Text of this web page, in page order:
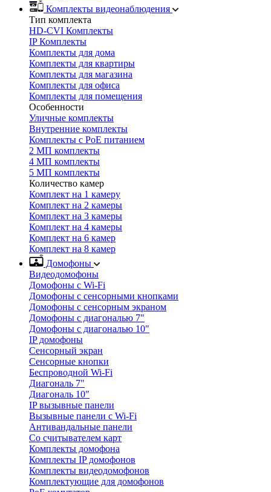
Комплекты видеонаблюдения
Тип комплекта
HD-CVI Комплекты
IP Комплекты
Комплекты для дома
Комплекты для квартиры
Комплекты для магазина
Комплекты для офиса
Комплекты для помещения
Особенности
Уличные комплекты
Внутренние комплекты
Комплекты с PoE питанием
2 МП комплекты
4 МП комплекты
5 МП комплекты
Количество камер
Комплект на 1 камеру
Комплект на 2 камеры
Комплект на 3 камеры
Комплект на 4 камеры
Комплект на 6 камер
Комплект на 8 камер
Домофоны
Видеодомофоны
Домофоны с Wi-Fi
Домофоны с сенсорными кнопками
Домофоны с сенсорным экраном
Домофоны с диагональю 7"
Домофоны с диагональю 10"
IP домофоны
Сенсорный экран
Сенсорные кнопки
Беспроводной Wi-Fi
Диагональ 7"
Диагональ 10"
IP вызывные панели
Вызывные панели с Wi-Fi
Антивандальные панели
Со считывателем карт
Комплекты домофона
Комплекты IP домофонов
Комплекты видеодомофонов
Комплектующие для домофонов